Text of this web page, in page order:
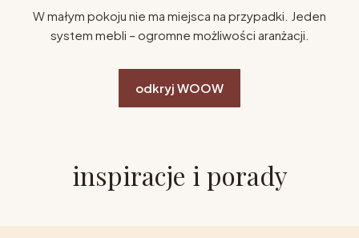
W małym pokoju nie ma miejsca na przypadki. Jeden
system mebli – ogromne możliwości aranżacji.
odkryj WOOW
inspiracje i porady